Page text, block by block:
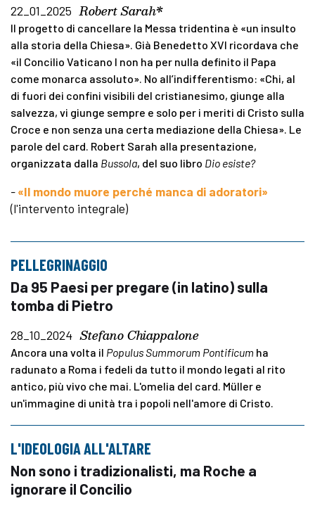
22_01_2025 Robert Sarah*
Il progetto di cancellare la Messa tridentina è «un insulto
alla storia della Chiesa». Già Benedetto XVI ricordava che
«il Concilio Vaticano I non ha per nulla definito il Papa
come monarca assoluto». No all’indifferentismo: «Chi, al
di fuori dei confini visibili del cristianesimo, giunge alla
salvezza, vi giunge sempre e solo per i meriti di Cristo sulla
Croce e non senza una certa mediazione della Chiesa». Le
parole del card. Robert Sarah alla presentazione,
organizzata dalla Bussola, del suo libro Dio esiste?
-«Il mondo muore perché manca di adoratori»
(l'intervento integrale)
PELLEGRINAGGIO
Da 95 Paesi per pregare (in latino) sulla
tomba di Pietro
28_10_2024 Stefano Chiappalone
Ancora una volta il Populus Summorum Pontificum ha
radunato a Roma i fedeli da tutto il mondo legati al rito
antico, più vivo che mai L'omelia del card. Müller e
un'immagine di unità tra i popoli nell'amore di Cristo.
L'IDEOLOGIA ALL'ALTARE
Non sono i tradizionalisti, ma Roche a
ignorare il Concilio